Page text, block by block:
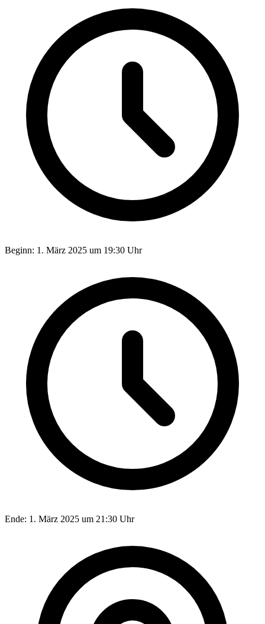
Beginn: 1. März 2025 um 19:30 Uhr
Ende: 1. März 2025 um 21:30 Uhr